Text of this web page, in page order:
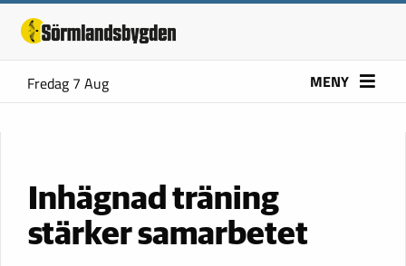
Fredag 7 Aug MENY
Inhägnad träning
stärker samarbetet